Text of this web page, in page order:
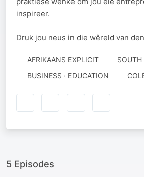
inspireer.
Druk jou neus in die wêreld van
AFRIKAANS EXPLICIT
SOUTH
BUSINESS · EDUCATION
5 Episodes